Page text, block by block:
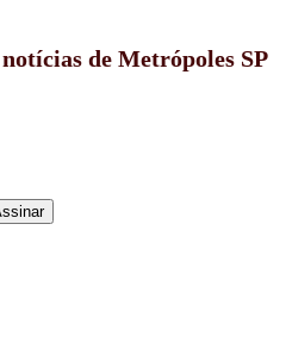
de Metrópoles SP